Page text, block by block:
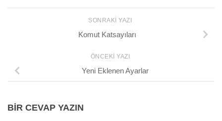
SONRAKI YAZI
Komut Katsayıları
ÖNCEKI YAZI
Yeni Eklenen Ayarlar
BIR CEVAP YAZIN